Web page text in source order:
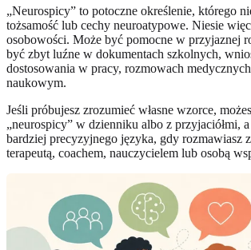
„Neurospicy” to potoczne określenie, którego
tożsamość lub cechy neuroatypowe. Niesie
osobowości. Może być pomocne w przyjaznej
być zbyt luźne w dokumentach szkolnych,
dostosowania w pracy, rozmowach
naukowym.
Jeśli próbujesz zrozumieć własne wzorce,
„neurospicy” w dzienniku albo z przyjaciółmi,
bardziej precyzyjnego języka, gdy rozmawiasz
terapeutą, coachem, nauczycielem lub osobą